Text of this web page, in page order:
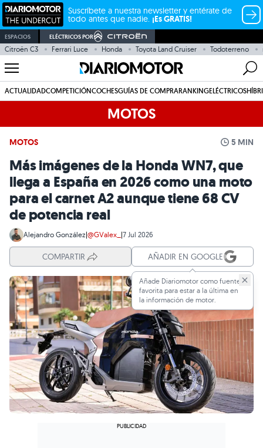
Suscríbete a nuestra newsletter y entérate de
todo antes que nadie. ¡Es GRATIS!
ESPACIOS ELÉCTRICOS POR
Citroën C3 Ferrari Luce Honda Toyota Land Cruiser Todoterreno
ACTUALIDADCOMPETICIÓNCOCHESGUÍAS DE COMPRARANKINGELÉCTRICOS
MOTOS
MOTOS 5 MIN
Más imágenes de la Honda WN7, que
llega a España en 2026 como una moto
para el carnet A2 aunque tiene 68 CV
de potencia real
Alejandro González|@GValex_ |7 Jul 2026
COMPARTIR AÑADIR EN GOOGLE
Añade Diariomotor como fuente
favorita para estar a la última en
la información de motor.